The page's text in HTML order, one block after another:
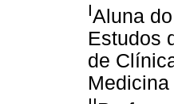
IAluna
Estudos
de